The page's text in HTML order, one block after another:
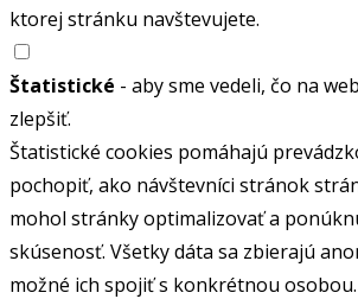
ktorej stránku navštevujete.
Štatistické - aby sme vedeli, čo na
zlepšiť.
Štatistické cookies pomáhajú
pochopiť, ako návštevníci stránok
mohol stránky optimalizovať a
skúsenosť. Všetky dáta sa zbierajú
možné ich spojiť s konkrétnou osobou.